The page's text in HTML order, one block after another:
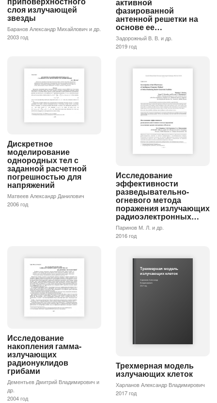
слоя излучающей
звезды
Баранов Александр Михайлович и др.
2003 год
фазированной
антенной решетки на
основе ее…
Задорожный В. В. и др.
2019 год
Дискретное
моделирование
однородных тел с
заданной расчетной
погрешностью для
напряжений
Матвеев Александр Данилович
2006 год
Исследование
эффективности
разведывательно-
огневого метода
поражения излучающих
радиоэлектронных…
Паринов М. Л. и др.
2016 год
Исследование
накопления гамма-
излучающих
радионуклидов
грибами
Дементьев Дмитрий Владимирович и
др.
2004 год
Трехмерная модель
излучающих клеток
Харланов Александр
Владимирович
2017 год
Трехмерная модель
излучающих клеток
Харланов Александр Владимирович
2017 год